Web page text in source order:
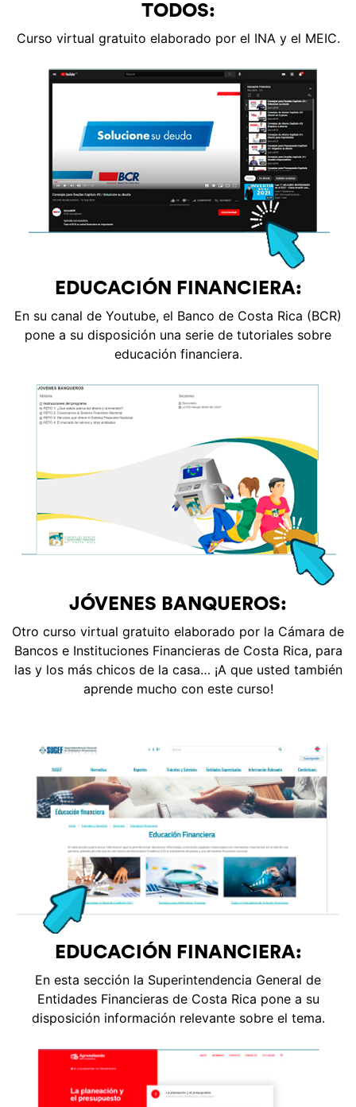
TODOS:
Curso virtual gratuito elaborado por el INA y el MEIC.
EDUCACIÓN FINANCIERA:
En su canal de Youtube, el Banco de Costa Rica (BCR)
pone a su disposición una serie de tutoriales sobre
educación financiera.
JÓVENES BANQUEROS:
Otro curso virtual gratuito elaborado por la Cámara de
Bancos e Instituciones Financieras de Costa Rica, para
las y los más chicos de la casa… ¡A que usted también
aprende mucho con este curso!
EDUCACIÓN FINANCIERA:
En esta sección la Superintendencia General de
Entidades Financieras de Costa Rica pone a su
disposición información relevante sobre el tema.